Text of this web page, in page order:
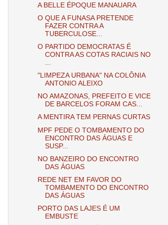
A BELLE ÉPOQUE MANAUARA
O QUE A FUNASA PRETENDE
FAZER CONTRA A
TUBERCULOSE...
O PARTIDO DEMOCRATAS É
CONTRA AS COTAS RACIAIS NO
...
"LIMPEZA URBANA" NA COLÔNIA
ANTONIO ALEIXO
NO AMAZONAS, PREFEITO E VICE
DE BARCELOS FORAM CAS...
A MENTIRA TEM PERNAS CURTAS
MPF PEDE O TOMBAMENTO DO
ENCONTRO DAS ÁGUAS E
SUSP...
NO BANZEIRO DO ENCONTRO
DAS ÁGUAS
REDE NET EM FAVOR DO
TOMBAMENTO DO ENCONTRO
DAS ÁGUAS
PORTO DAS LAJES É UM
EMBUSTE